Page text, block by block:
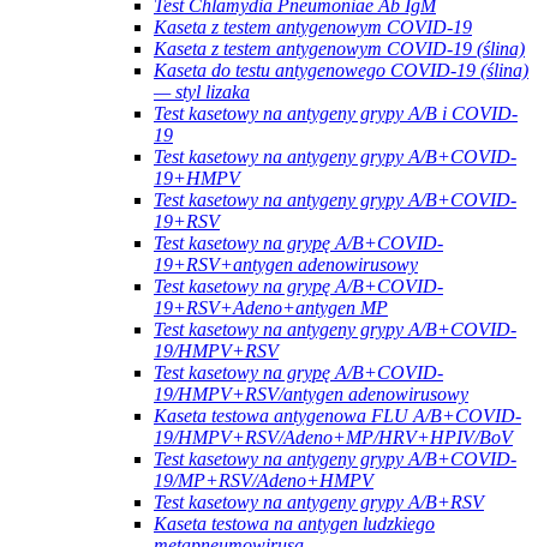
Test Chlamydia Pneumoniae Ab IgM
Kaseta z testem antygenowym COVID-19
Kaseta z testem antygenowym COVID-19 (ślina)
Kaseta do testu antygenowego COVID-19 (ślina)
— styl lizaka
Test kasetowy na antygeny grypy A/B i COVID-
19
Test kasetowy na antygeny grypy A/B+COVID-
19+HMPV
Test kasetowy na antygeny grypy A/B+COVID-
19+RSV
Test kasetowy na grypę A/B+COVID-
19+RSV+antygen adenowirusowy
Test kasetowy na grypę A/B+COVID-
19+RSV+Adeno+antygen MP
Test kasetowy na antygeny grypy A/B+COVID-
19/HMPV+RSV
Test kasetowy na grypę A/B+COVID-
19/HMPV+RSV/antygen adenowirusowy
Kaseta testowa antygenowa FLU A/B+COVID-
19/HMPV+RSV/Adeno+MP/HRV+HPIV/BoV
Test kasetowy na antygeny grypy A/B+COVID-
19/MP+RSV/Adeno+HMPV
Test kasetowy na antygeny grypy A/B+RSV
Kaseta testowa na antygen ludzkiego